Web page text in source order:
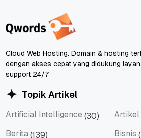
Cloud Web Hosting. Domain & hosting
dengan akses cepat yang didukung
support 24/7
Topik Artikel
Artificial Intelligence (30) Artikel
Berita(139) Bisnis